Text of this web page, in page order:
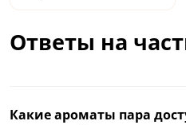
Ответы на
Какие ароматы пара